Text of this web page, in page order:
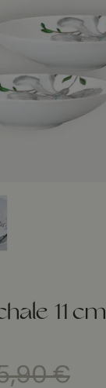
11
€Vorheriger
€